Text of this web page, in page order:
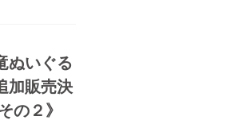
ぬいぐる
加販売決
の２》